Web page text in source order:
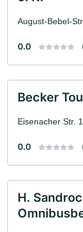
August-Bebel-
0.0
Becker
Eisenacher Str.
0.0
H.